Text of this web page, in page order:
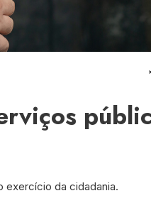
exercício da cidadania.